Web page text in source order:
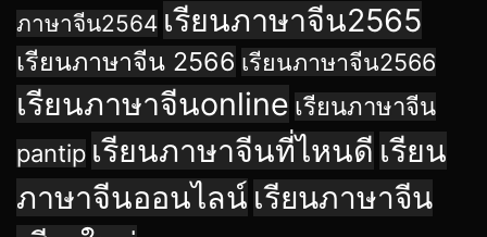
ภาษาจีน2564 เรียนภาษาจีน2565
เรียนภาษาจีน 2566 เรียนภาษาจีน2566
เรียนภาษาจีนonline เรียนภาษาจีน
pantip เรียนภาษาจีนที่ไหนดี เรียน
ภาษาจีนออนไลน์ เรียนภาษาจีน